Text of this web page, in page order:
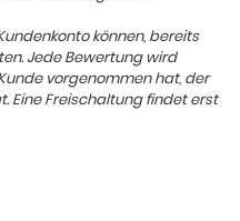
können, bereits
Jede Bewertung wird
vorgenommen hat, der
Eine Freischaltung findet erst